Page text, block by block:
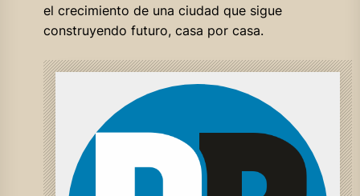
el crecimiento de una ciudad que sigue
construyendo futuro, casa por casa.